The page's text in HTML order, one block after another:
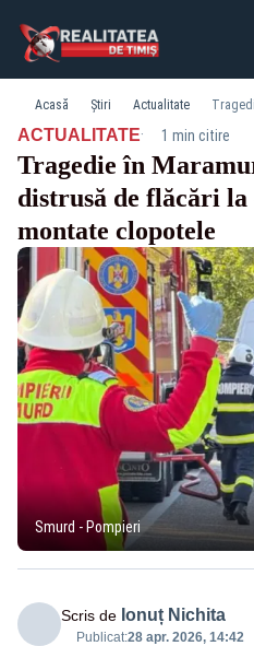
Acasă Știri Actualitate
ACTUALITATE· 1 min citire
Tragedie în
distrusă de flăcări la
montate clopotele
Smurd - Pompieri
Scris de Ionuț Nichita
Publicat:28 apr. 2026, 14:42